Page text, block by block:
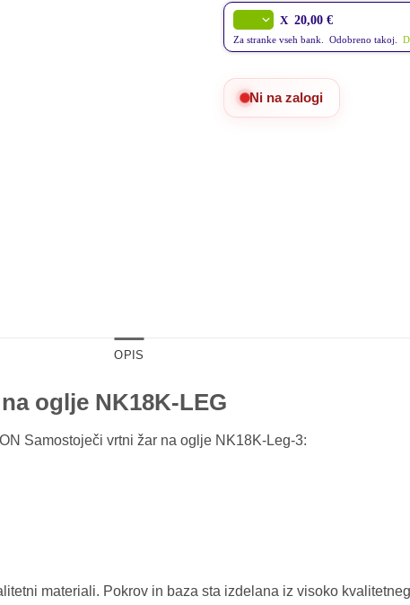
X 20,00 €
Za stranke vseh bank. Odobreno takoj.
Ni na zalogi
OPIS
oglje NK18K-LEG
Samostoječi vrtni žar na oglje NK18K-Leg-3:
materiali. Pokrov in baza sta izdelana iz visoko